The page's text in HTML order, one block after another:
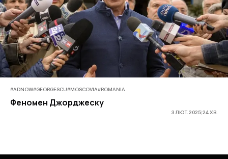
#ADNOW#GEORGESCU#MOSCOVIA#ROMANIA
Феномен Джорджеску
3 ЛЮТ. 2025|24ХВ